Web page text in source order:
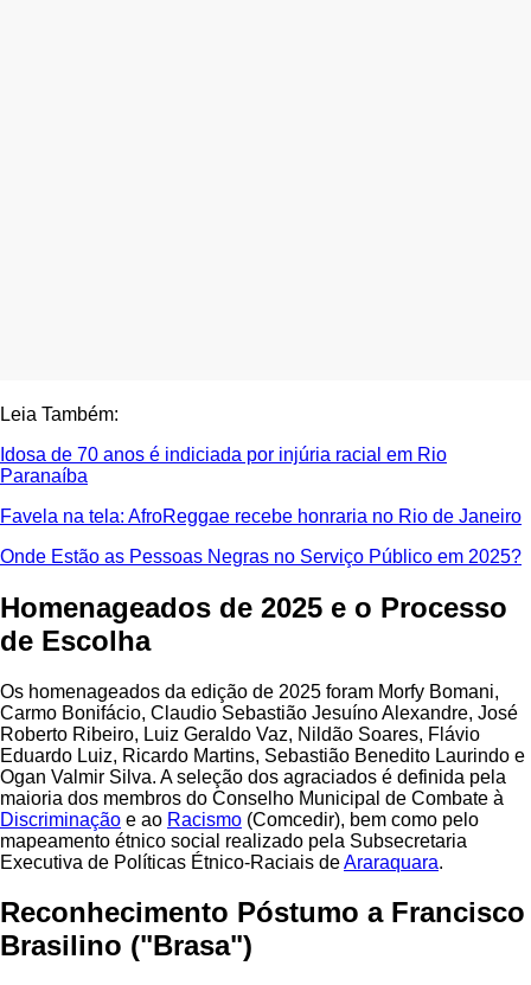
Leia Também:
Idosa de 70 anos é indiciada por injúria racial em Rio
Paranaíba
Favela na tela: AfroReggae recebe honraria no Rio de Janeiro
Onde Estão as Pessoas Negras no Serviço Público em 2025?
Homenageados de 2025 e o Processo
de Escolha
Os homenageados da edição de 2025 foram Morfy Bomani,
Carmo Bonifácio, Claudio Sebastião Jesuíno Alexandre, José
Roberto Ribeiro, Luiz Geraldo Vaz, Nildão Soares, Flávio
Eduardo Luiz, Ricardo Martins, Sebastião Benedito Laurindo e
Ogan Valmir Silva. A seleção dos agraciados é definida pela
maioria dos membros do Conselho Municipal de Combate à
Discriminação e ao Racismo (Comcedir), bem como pelo
mapeamento étnico social realizado pela Subsecretaria
Executiva de Políticas Étnico-Raciais deAraraquara.
Reconhecimento Póstumo a Francisco
Brasilino ("Brasa")